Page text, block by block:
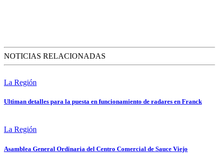
NOTICIAS RELACIONADAS
La Región
Ultiman detalles para la puesta en funcionamiento de radares en Franck
La Región
Asamblea General Ordinaria del Centro Comercial de Sauce Viejo